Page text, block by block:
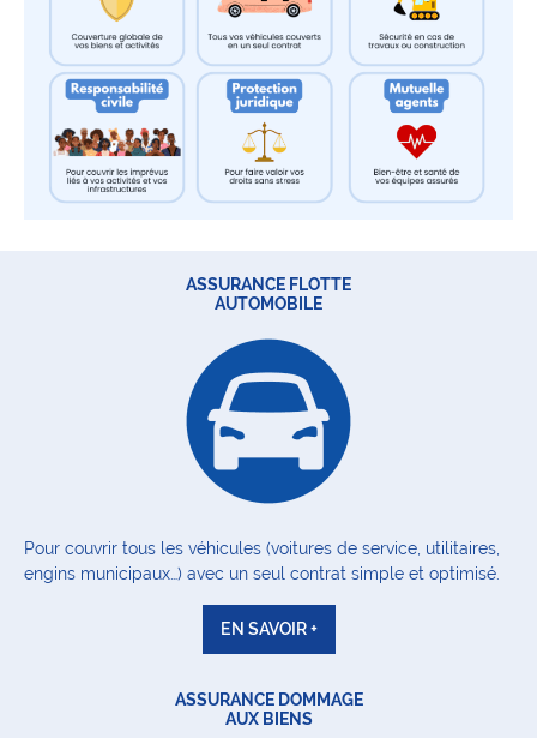
ASSURANCE FLOTTE
AUTOMOBILE
Pour couvrir tous les véhicules (voitures de service, utilitaires,
engins municipaux…) avec un seul contrat simple et optimisé.
EN SAVOIR +
ASSURANCE DOMMAGE
AUX BIENS